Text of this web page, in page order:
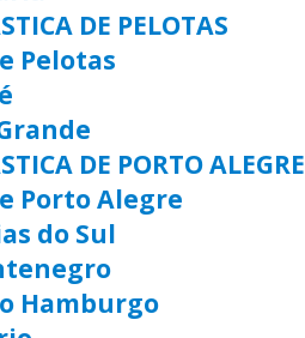
DE PELOTAS
Pelotas
DE PORTO ALEGRE
Porto Alegre
do Sul
Hamburgo